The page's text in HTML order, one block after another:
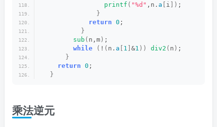
printf ( "%d" ,n. a i ]) ;
}
return 0 ;
}
sub ( n,m ) ;
while
( ! ( n. a 1 &1 )) div2 ( n ) ;
}
return 0 ;
}
乘法逆元